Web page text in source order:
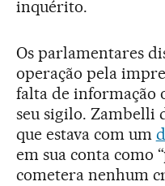
inquérito.
Os parlamentares
operação pela
falta de informação
seu sigilo. Zambelli
que estava com um
em sua conta como
cometera nenhum